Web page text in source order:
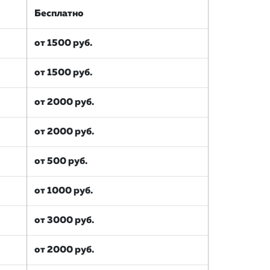
Бесплатно
от 1500 руб.
от 1500 руб.
от 2000 руб.
от 2000 руб.
от 500 руб.
от 1000 руб.
от 3000 руб.
от 2000 руб.